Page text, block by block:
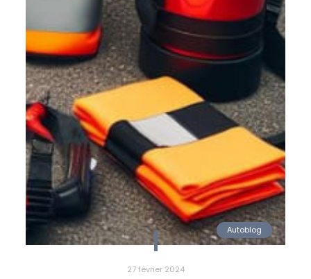
Autoblog
27 février 2024